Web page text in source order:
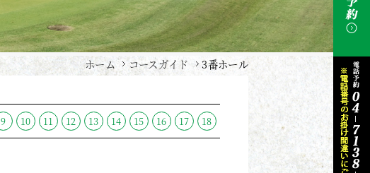
ホーム コースガイド 3番ホール
9 10 11 12 13 14 15 16 17 18